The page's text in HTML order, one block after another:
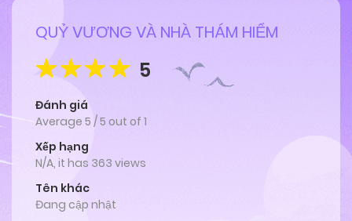
QUỶ VƯƠNG VÀ NHÀ THÁM HIỂM
5
Đánh giá
Average 5 /5 out of 1
Xếp hạng
N/A, it has 363 views
Tên khác
Đang cập nhật